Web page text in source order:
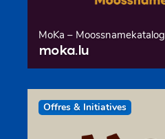
MoKa – Moossnamekatalog
moka.lu
Offres & Initiatives